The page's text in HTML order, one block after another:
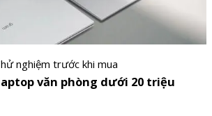
nghiệm trước khi mua
văn phòng dưới 20 triệu